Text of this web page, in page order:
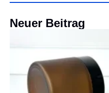
Neuer Beitrag